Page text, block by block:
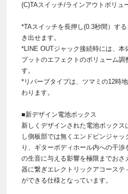
(C)TAスイッチ/ラインアウトボリュ
*TAスイッチを長押し(0.3秒間）す
き出せます。
*LINE OUTジャック接続時には、本
プットのエフェクトのボリューム調
す。
*リバーブタイプは、ツマミの12時
わります。
■新デザイン電池ボックス
新しくデザインされた電池ボックス
し側板部では無くエンドピンジャッ
り、ギターボディホール内への干渉
の生音に与える影響を極限までおさ
器に繋ぎエレクトリックアコーステ
ができる仕様となっています。